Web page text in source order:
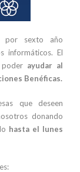
por sexto año
informáticos. El
ayudar al
Benéficas.
que deseen
donando
hasta el lunes